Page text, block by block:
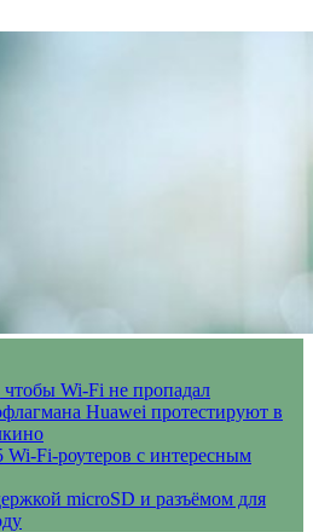
чтобы Wi-Fi не пропадал
Huawei протестируют в
Fi-роутеров с интересным
microSD и разъёмом для